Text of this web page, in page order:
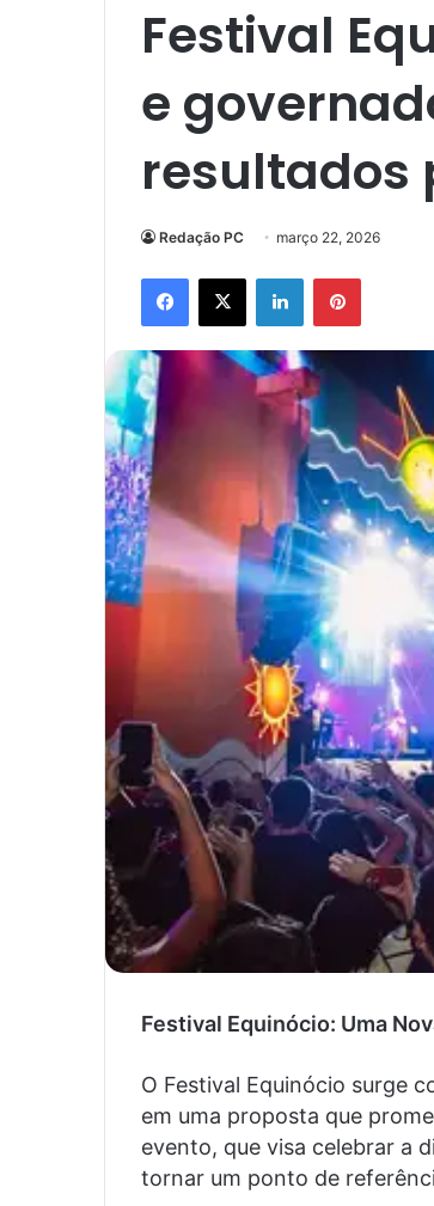
Festival
e
resultados
Redação PC março 22, 2026
Facebook
X LinkedinPinterest
Festival Equinócio: Uma
O Festival Equinócio surge
em uma proposta que
evento, que visa celebrar a
tornar um ponto de